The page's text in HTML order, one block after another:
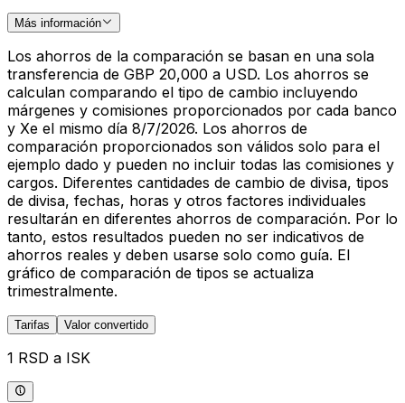
Más información
Los ahorros de la comparación se basan en una sola
transferencia de GBP 20,000 a USD. Los ahorros se
calculan comparando el tipo de cambio incluyendo
márgenes y comisiones proporcionados por cada banco
y Xe el mismo día 8/7/2026. Los ahorros de
comparación proporcionados son válidos solo para el
ejemplo dado y pueden no incluir todas las comisiones y
cargos. Diferentes cantidades de cambio de divisa, tipos
de divisa, fechas, horas y otros factores individuales
resultarán en diferentes ahorros de comparación. Por lo
tanto, estos resultados pueden no ser indicativos de
ahorros reales y deben usarse solo como guía. El
gráfico de comparación de tipos se actualiza
trimestralmente.
Tarifas Valor convertido
1 RSD a ISK